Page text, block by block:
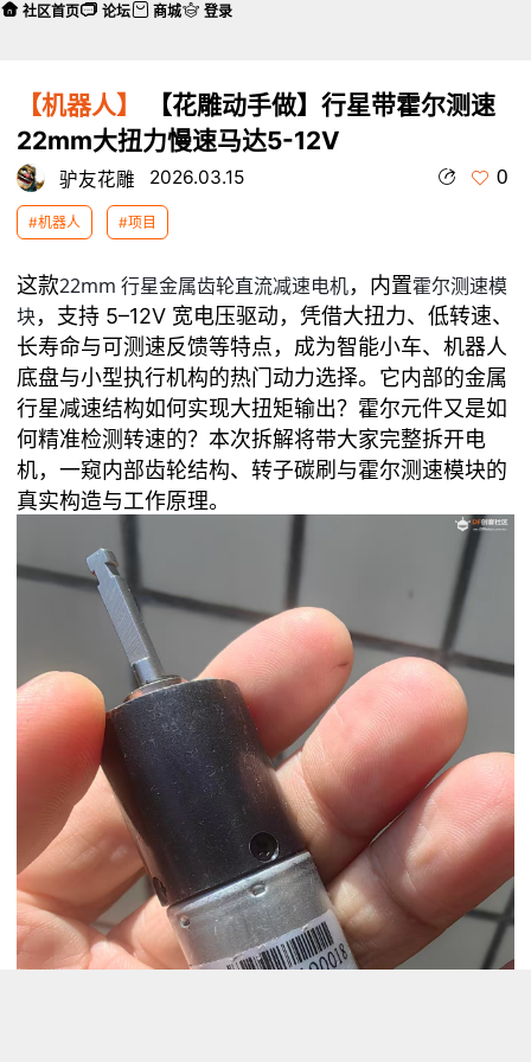
【机器人】
【花雕动手做】行星带霍尔测速
22mm大扭力慢速马达5-12V
驴友花雕 2026.03.15 0
#机器人 #项目
这款22mm 行星金属齿轮直流减速电机，内置霍尔测速模
块，支持 5–12V 宽电压驱动，凭借大扭力、低转速、
长寿命与可测速反馈等特点，成为智能小车、机器人
底盘与小型执行机构的热门动力选择。它内部的金属
行星减速结构如何实现大扭矩输出？霍尔元件又是如
何精准检测转速的？本次拆解将带大家完整拆开电
机，一窥内部齿轮结构、转子碳刷与霍尔测速模块的
真实构造与工作原理。
社区首页 论坛 商城 登录